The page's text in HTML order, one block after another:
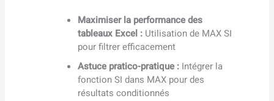
Maximiser la performance des
tableaux Excel : Utilisation de MAX SI
pour filtrer efficacement
Astuce pratico-pratique : Intégrer la
fonction SI dans MAX pour des
résultats conditionnés